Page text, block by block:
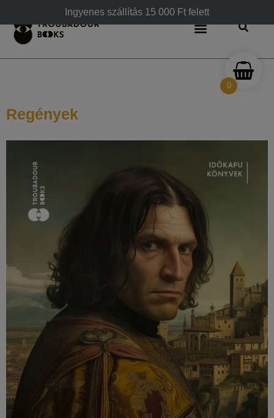
Regények
0
Ingyenes szállítás 15 000 Ft felett